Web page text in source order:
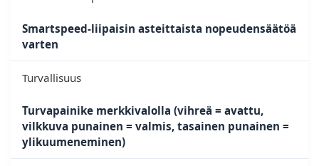
Smartspeed-liipaisin asteittaista nopeudensäätöä
varten
Turvallisuus
Turvapainike merkkivalolla (vihreä = avattu,
vilkkuva punainen = valmis, tasainen punainen =
ylikuumeneminen)